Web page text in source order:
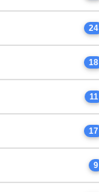
24
18
11
17
9